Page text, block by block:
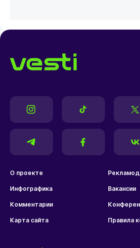
О проекте
Инфографика Вакансии
Комментарии
Карта сайта Правила